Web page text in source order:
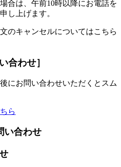
合は、午前10時以降にお電話を
し上げます。
のキャンセルについてはこちら
合わせ］
にお問い合わせいただくとスム
ら
い合わせ